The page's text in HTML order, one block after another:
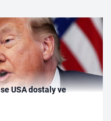
USA dostaly ve